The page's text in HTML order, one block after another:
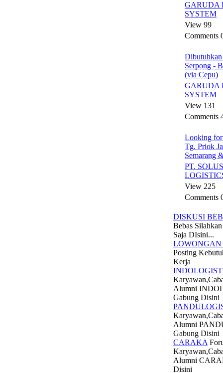
GARUDA
SYSTEM
View 99
Comments
Serpong -
(via Cepu)
GARUDA
SYSTEM
View 131
Comments
Looking for
Tg. Priok
Semarang
PT.
View 225
Comments
DISKUSI
Bebas
Saja DIsini...
LOWONGAN
Posting
Kerja
Alumni
Gabung Disini
Alumni
Gabung Disini
CARAKA
Alumni
Disini